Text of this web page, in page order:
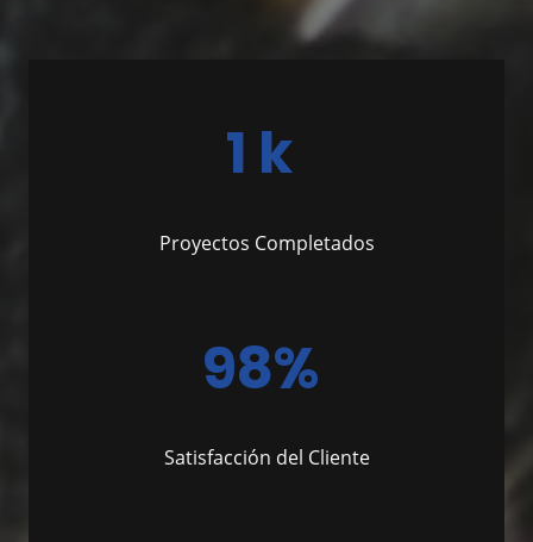
1 k
Proyectos Completados
98%
Satisfacción del Cliente